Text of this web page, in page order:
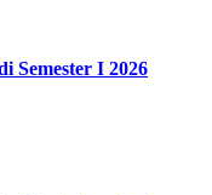
Semester I 2026